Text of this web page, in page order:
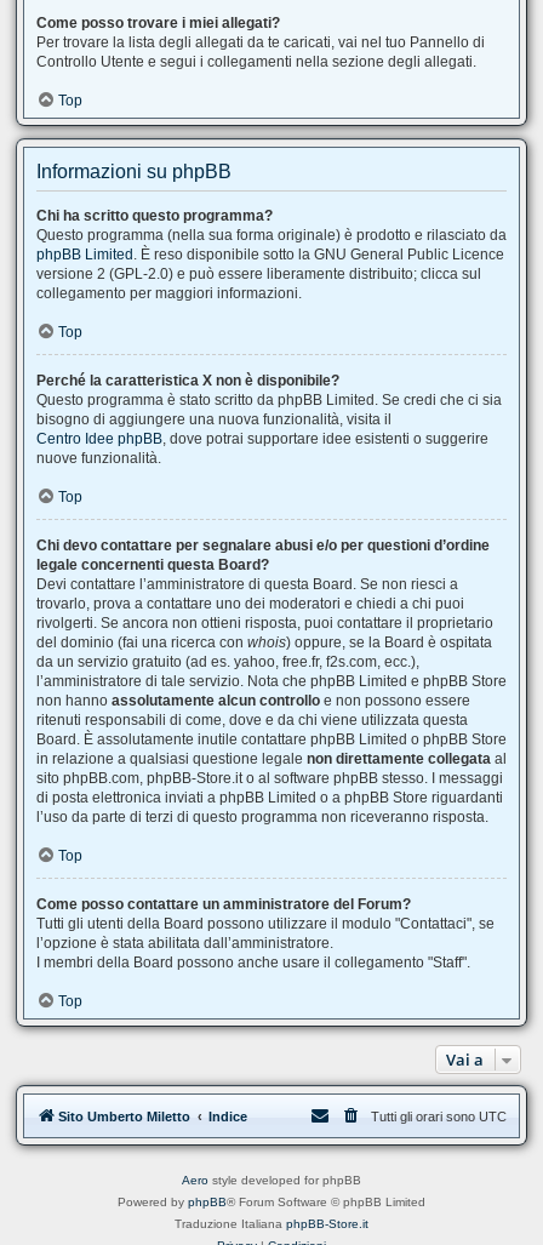
Come posso trovare i miei allegati?
Per trovare la lista degli allegati da te caricati, vai nel tuo Pannello di
Controllo Utente e segui i collegamenti nella sezione degli allegati.
Top
Informazioni su phpBB
Chi ha scritto questo programma?
Questo programma (nella sua forma originale) è prodotto e rilasciato da
phpBB Limited . È reso disponibile sotto la GNU General Public Licence
versione 2 (GPL-2.0) e può essere liberamente distribuito; clicca sul
collegamento per maggiori informazioni.
Top
Perché la caratteristica X non è disponibile?
Questo programma è stato scritto da phpBB Limited. Se credi che ci sia
bisogno di aggiungere una nuova funzionalità, visita il
Centro Idee phpBB, dove potrai supportare idee esistenti o suggerire
nuove funzionalità.
Top
Chi devo contattare per segnalare abusi e/o per questioni d’ordine
legale concernenti questa Board?
Devi contattare l’amministratore di questa Board. Se non riesci a
trovarlo, prova a contattare uno dei moderatori e chiedi a chi puoi
rivolgerti. Se ancora non ottieni risposta, puoi contattare il proprietario
del dominio (fai una ricerca con whois) oppure, se la Board è ospitata
da un servizio gratuito (ad es. yahoo, free.fr, f2s.com, ecc.),
l’amministratore di tale servizio. Nota che phpBB Limited e phpBB Store
non hanno assolutamente alcun controllo e non possono essere
ritenuti responsabili di come, dove e da chi viene utilizzata questa
Board. È assolutamente inutile contattare phpBB Limited o phpBB Store
in relazione a qualsiasi questione legale non direttamente collegata al
sito phpBB.com, phpBB-Store.it o al software phpBB stesso. I messaggi
di posta elettronica inviati a phpBB Limited o a phpBB Store riguardanti
l’uso da parte di terzi di questo programma non riceveranno risposta.
Top
Come posso contattare un amministratore del Forum?
Tutti gli utenti della Board possono utilizzare il modulo "Contattaci", se
l’opzione è stata abilitata dall’amministratore.
I membri della Board possono anche usare il collegamento "Staff".
Top
Vai a
Sito Umberto Miletto Indice Tutti gli orari sono UTC
Aero style developed for phpBB
Powered by phpBB® Forum Software © phpBB Limited
Traduzione Italiana phpBB-Store.it